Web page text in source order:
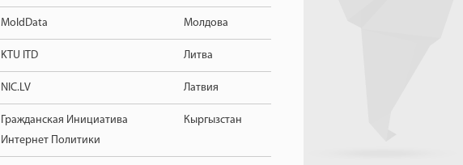
MoldData Молдова
KTU ITD Литва
NIC.LV Латвия
Гражданская Инициатива
Интернет Политики
Кыргызстан